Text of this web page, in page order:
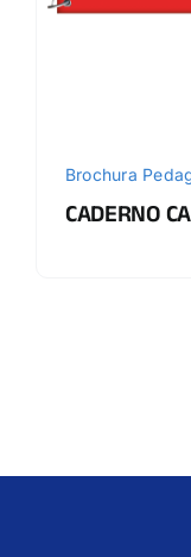
Brochura
CADERNO